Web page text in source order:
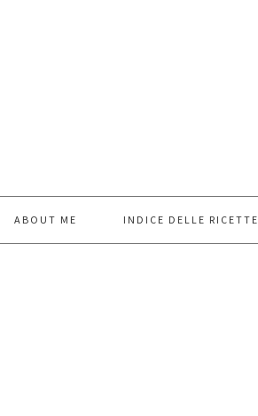
ABOUT ME INDICE DELLE RICETTE